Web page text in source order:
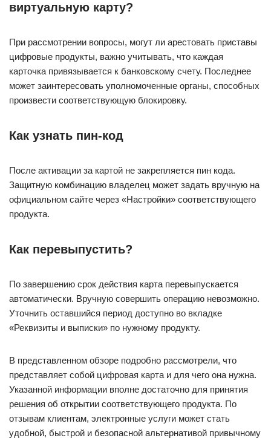
виртуальную карту?
При рассмотрении вопросы, могут ли арестовать приставы
цифровые продукты, важно учитывать, что каждая
карточка привязывается к банковскому счету. Последнее
может заинтересовать уполномоченные органы, способных
произвести соответствующую блокировку.
Как узнать пин-код
После активации за картой не закрепляется пин кода.
Защитную комбинацию владелец может задать вручную на
официальном сайте через «Настройки» соответствующего
продукта.
Как перевыпустить?
По завершению срок действия карта перевыпускается
автоматически. Вручную совершить операцию невозможно.
Уточнить оставшийся период доступно во вкладке
«Реквизиты и выписки» по нужному продукту.
В представленном обзоре подробно рассмотрели, что
представляет собой цифровая карта и для чего она нужна.
Указанной информации вполне достаточно для принятия
решения об открытии соответствующего продукта. По
отзывам клиентам, электронные услуги может стать
удобной, быстрой и безопасной альтернативой привычному